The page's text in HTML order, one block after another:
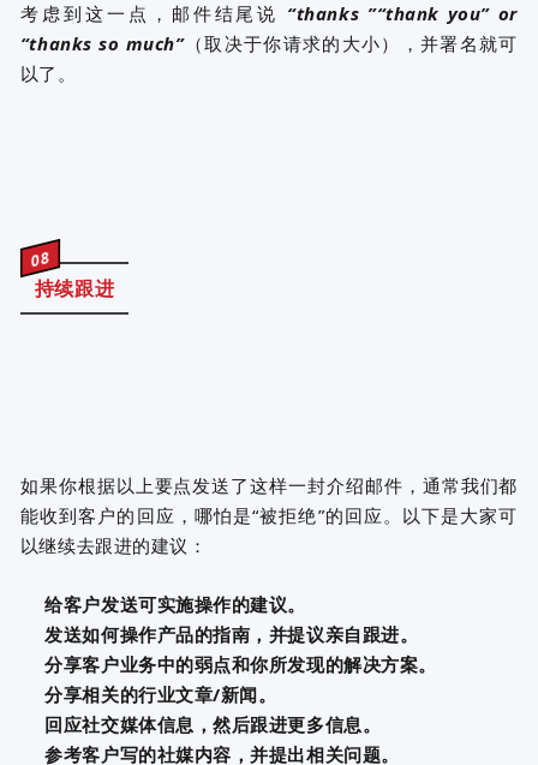
考虑到这一点，邮件结尾说 “thanks ”“thank you” or
“thanks so much”（取决于你请求的大小），并署名就可
以了。
08
持续跟进
如果你根据以上要点发送了这样一封介绍邮件，通常我们都
能收到客户的回应，哪怕是“被拒绝”的回应。以下是大家可
以继续去跟进的建议：
给客户发送可实施操作的建议。
发送如何操作产品的指南，并提议亲自跟进。
分享客户业务中的弱点和你所发现的解决方案。
分享相关的行业文章/新闻。
回应社交媒体信息，然后跟进更多信息。
参考客户写的社媒内容，并提出相关问题。